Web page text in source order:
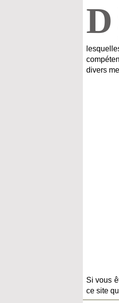
D
divers
Si vous
ce site